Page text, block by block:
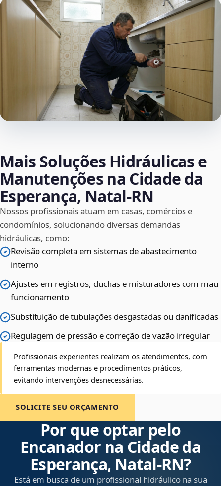
Mais Soluções Hidráulicas e
Manutenções na Cidade da
Esperança, Natal‑RN
Nossos profissionais atuam em casas, comércios e
condomínios, solucionando diversas demandas
hidráulicas, como:
Revisão completa em sistemas de abastecimento
interno
Ajustes em registros, duchas e misturadores com mau
funcionamento
Substituição de tubulações desgastadas ou danificadas
Regulagem de pressão e correção de vazão irregular
Profissionais experientes realizam os atendimentos, com
ferramentas modernas e procedimentos práticos,
evitando intervenções desnecessárias.
SOLICITE SEU ORÇAMENTO
Por que optar pelo
Encanador na Cidade da
Esperança, Natal‑RN?
Está em busca de um profissional hidráulico na sua